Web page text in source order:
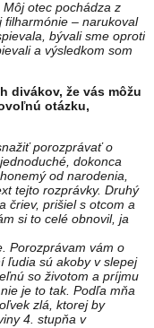
otec pochádza z
filharmónie – narukoval
bývali sme oproti
a výsledkom som
divákov, že vás môžu
otázku,
porozprávať o
dokonca
od narodenia,
tejto rozprávky. Druhý
čriev, prišiel s otcom a
si to celé obnovil, ja
Porozprávam vám o
ľudia sú akoby v slepej
so životom a príjmu
je to tak. Podľa mňa
zlá, ktorej by
4. stupňa v